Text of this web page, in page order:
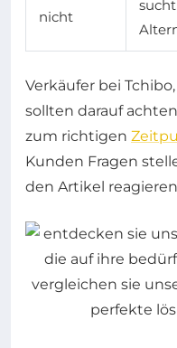
nicht
sucht
Verkäufer bei
sollten darauf
zum richtigen
Kunden Fragen
den Artikel